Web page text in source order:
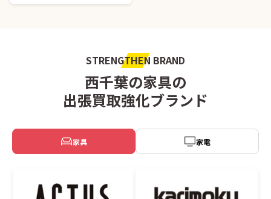
STRENGTHEN BRAND
西千葉の家具の
出張買取強化ブランド
家具 家電